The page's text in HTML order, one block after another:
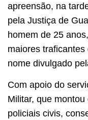
apreensão, na
pela Justiça de
homem de 25
maiores
nome divulgado
Com apoio do
Militar, que
policiais civis,